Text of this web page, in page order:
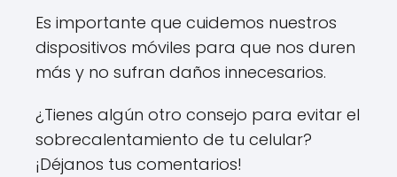
Es importante que cuidemos nuestros
dispositivos móviles para que nos duren
más y no sufran daños innecesarios.
¿Tienes algún otro consejo para evitar el
sobrecalentamiento de tu celular?
¡Déjanos tus comentarios!